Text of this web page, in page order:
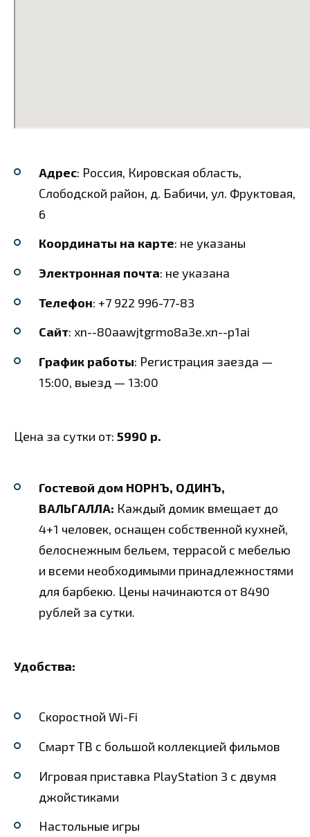
Адрес: Россия, Кировская область,
Слободской район, д. Бабичи, ул. Фруктовая,
6
Координаты на карте: не указаны
Электронная почта: не указана
Телефон: +7 922 996-77-83
Сайт: xn--80aawjtgrmo8a3e.xn--p1ai
График работы: Регистрация заезда —
15:00, выезд — 13:00
Цена за сутки от: 5990 р.
Гостевой дом НОРНЪ, ОДИНЪ,
ВАЛЬГАЛЛА: Каждый домик вмещает до
4+1 человек, оснащен собственной кухней,
белоснежным бельем, террасой с мебелью
и всеми необходимыми принадлежностями
для барбекю. Цены начинаются от 8490
рублей за сутки.
Удобства:
Скоростной Wi-Fi
Смарт ТВ с большой коллекцией фильмов
Игровая приставка PlayStation 3 с двумя
джойстиками
Настольные игры